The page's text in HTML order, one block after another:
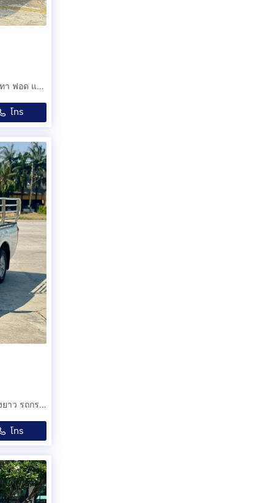
Ford Ranger Cab Hi-Rider 2.2XLS เกียร์ธรรมดา ปี2017 สีเทา ฟอด แรนเจอร์ รถกระบะ แคป ไฮไรเดอร์ รถสวยสภาพนางฟ้า
โทร
Isuzu ตอนเดียว 1.9Ddi เกียร์ธรรมดา ปี2016 สีขาว อีซูสุ ช่วงยาว รถกระบะ รถสวยสภาพพร้อมใช้งาน
โทร